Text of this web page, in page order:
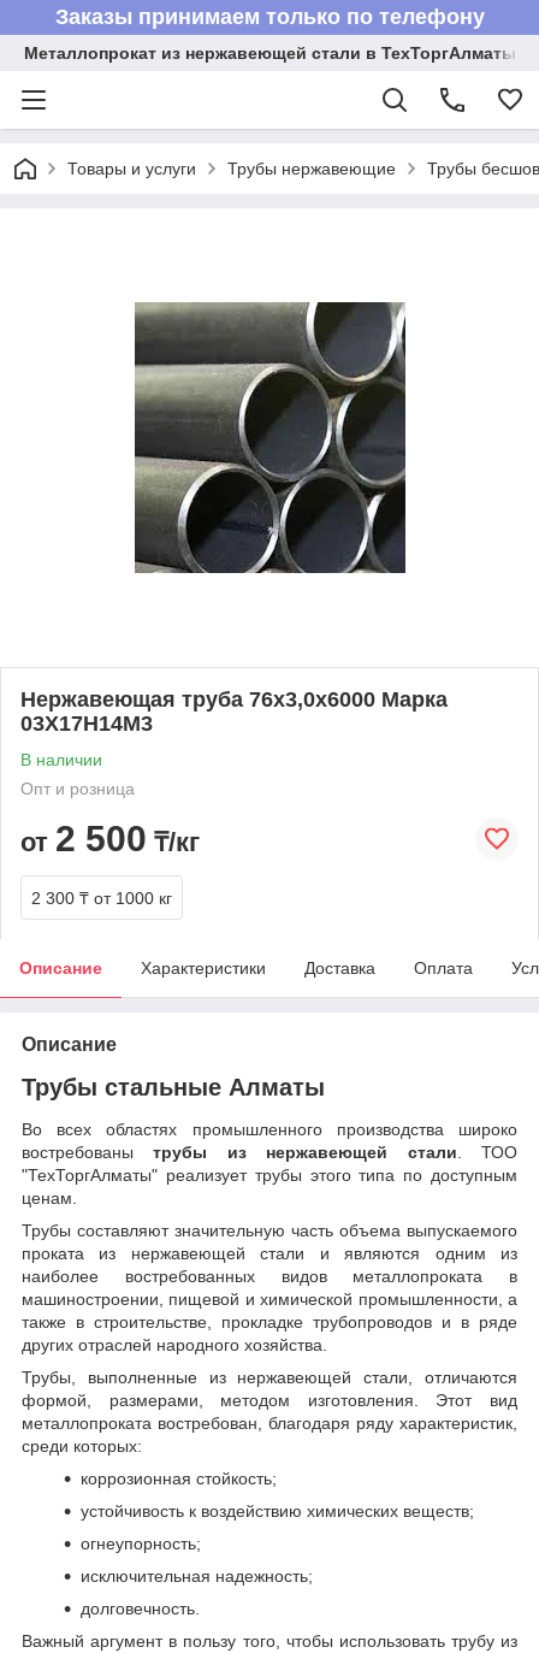
Заказы принимаем только по телефону
Металлопрокат из нержавеющей стали в ТехТоргАлматы
Товары и услуги Трубы нержавеющие Трубы
Нержавеющая труба 76х3,0х6000 Марка
03Х17Н14М3
В наличии
Опт и розница
от 2 500 ₸/кг
2 300 ₸ от 1000 кг
Описание Характеристики Доставка Оплата
Описание
Трубы стальные Алматы
Во всех областях промышленного производства широко
востребованытрубы из нержавеющей стали. ТОО
"ТехТоргАлматы" реализует трубы этого типа по доступным
ценам.
Трубы составляют значительную часть объема выпускаемого
проката из нержавеющей стали и являются одним из
наиболее востребованных видов металлопроката в
машиностроении, пищевой и химической промышленности, а
также в строительстве, прокладке трубопроводов и в ряде
других отраслей народного хозяйства.
Трубы, выполненные из нержавеющей стали, отличаются
формой, размерами, методом изготовления. Этот вид
металлопроката востребован, благодаря ряду характеристик,
среди которых:
коррозионная стойкость;
устойчивость к воздействию химических веществ;
огнеупорность;
исключительная надежность;
долговечность.
Важный аргумент в пользу того, чтобы использовать трубу из